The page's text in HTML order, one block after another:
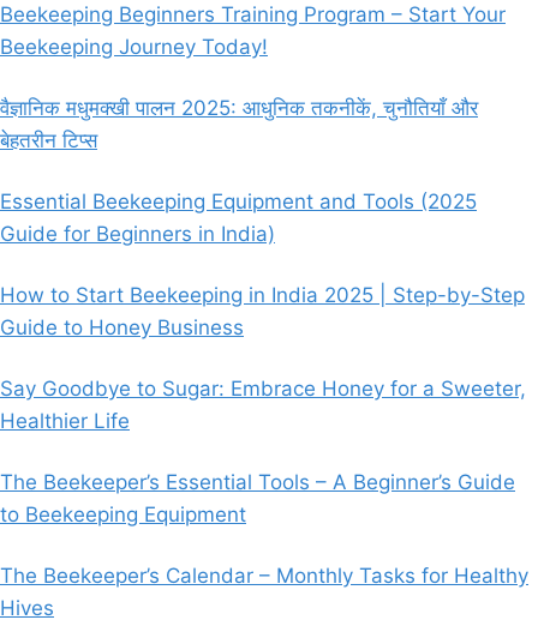
Beekeeping Beginners Training Program – Start Your
Beekeeping Journey Today!
वैज्ञानिक मधुमक्खी पालन 2025: आधुनिक तकनीकें, चुनौतियाँ और
बेहतरीन टिप्स
Essential Beekeeping Equipment and Tools (2025
Guide for Beginners in India)
How to Start Beekeeping in India 2025 | Step-by-Step
Guide to Honey Business
Say Goodbye to Sugar: Embrace Honey for a Sweeter,
Healthier Life
The Beekeeper’s Essential Tools – A Beginner’s Guide
to Beekeeping Equipment
The Beekeeper’s Calendar – Monthly Tasks for Healthy
Hives